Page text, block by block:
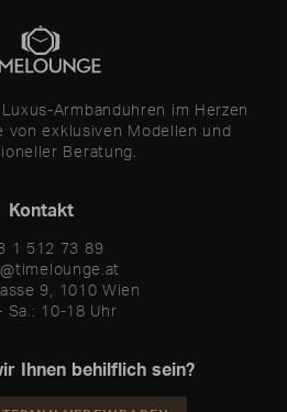
Armbanduhren im Herzen
von exklusiven Modellen und
Beratung.
Kontakt
1 512 73 89
9, 1010 Wien
Sa.: 10-18 Uhr
Ihnen behilflich sein?